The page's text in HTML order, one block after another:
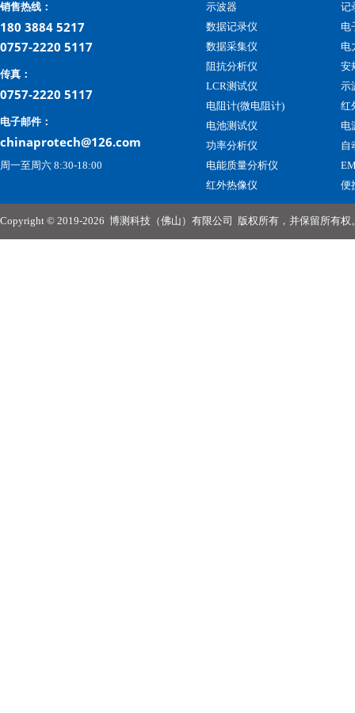
销售热线：
180 3884 5217
0757-2220 5117
传真：
0757-2220 5117
电子邮件：
chinaprotech@126.com
周一至周六 8:30-18:00
示波器
数据记录仪
数据采集仪
阻抗分析仪
LCR测试仪
电阻计(微电阻计)
电池测试仪
功率分析仪
电能质量分析仪
红外热像仪
记
电
电
安
示
红
电
自
便
Copyright © 2019-2026 博测科技（佛山）有限公司 版权所有，并保留所有